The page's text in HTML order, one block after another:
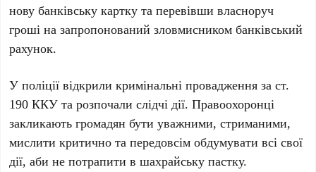
нову банківську картку та перевівши власноруч
гроші на запропонований зловмисником банківський
рахунок.
У поліції відкрили кримінальні провадження за ст.
190 ККУ та розпочали слідчі дії. Правоохоронці
закликають громадян бути уважними, стриманими,
мислити критично та передовсім обдумувати всі свої
дії, аби не потрапити в шахрайську пастку.